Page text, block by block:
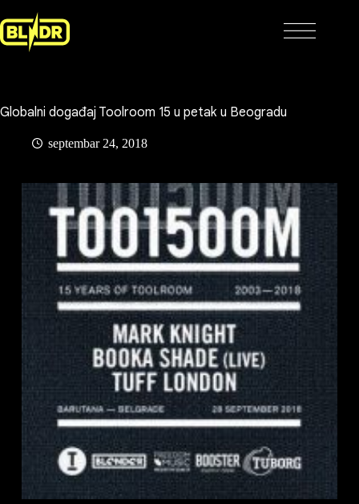
to
content
Globalni događaj Toolroom 15 u petak u Beogradu
septembar 24, 2018